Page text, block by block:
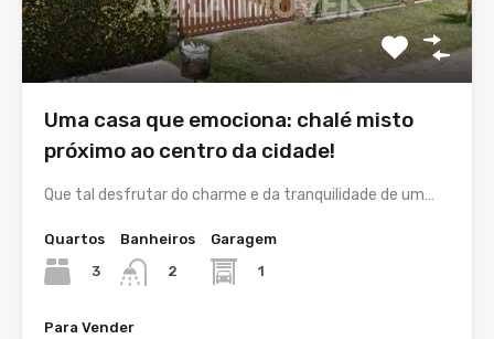
Uma casa que emociona: chalé misto
próximo ao centro da cidade!
Que tal desfrutar do charme e da tranquilidade de um…
Quartos
3
Banheiros
2
Garagem
1
Para Vender